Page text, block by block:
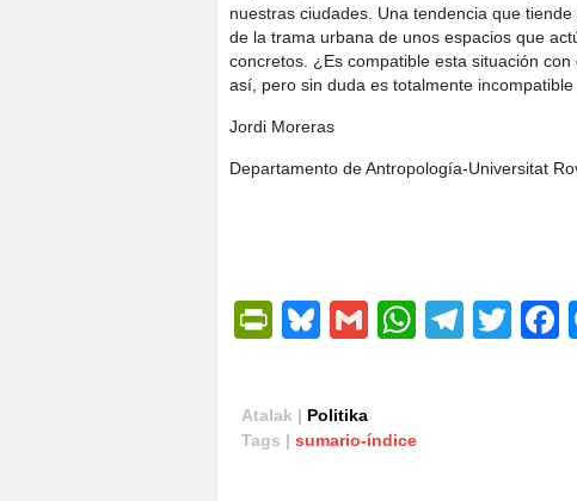
nuestras ciudades. Una tendencia que
de la trama urbana de unos espacios que
concretos. ¿Es compatible esta situación
así, pero sin duda es totalmente
Jordi Moreras
Departamento de Antropología-Universitat
PrintFriendly
Bluesky
Gmail
Atalak | Politika
Tags | sumario-índice